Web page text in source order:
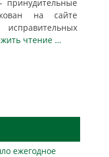
принудительные
на сайте
чтение …
ежегодное